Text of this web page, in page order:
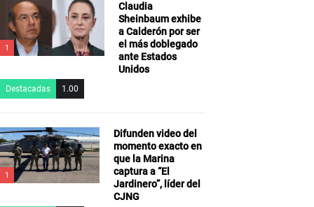
1
Claudia
Sheinbaum exhibe
a Calderón por ser
el más doblegado
ante Estados
Unidos
Destacadas 1.00
1
Difunden video del
momento exacto en
que la Marina
captura a “El
Jardinero”, líder del
CJNG